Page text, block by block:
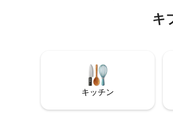
ピーカー 薄型テレビ - Netflix、
車2台 - PS4とボードゲーム 99.99% 5つ
レビュー、34% リピーター
キ
キッチン